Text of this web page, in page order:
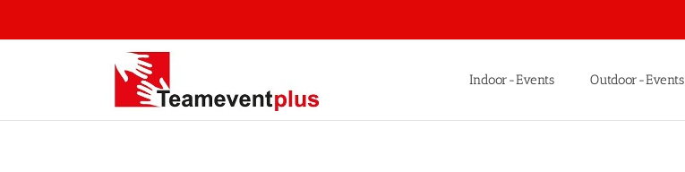
springen
Indoor-Events Outdoor-Events